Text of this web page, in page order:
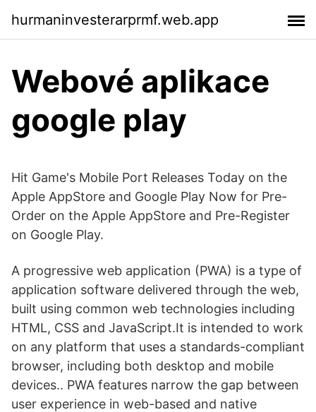
hurmaninvesterarprmf.web.app
Webové aplikace
google play
Hit Game's Mobile Port Releases Today on the
Apple AppStore and Google Play Now for Pre-
Order on the Apple AppStore and Pre-Register
on Google Play.
A progressive web application (PWA) is a type of
application software delivered through the web,
built using common web technologies including
HTML, CSS and JavaScript.It is intended to work
on any platform that uses a standards-compliant
browser, including both desktop and mobile
devices.. PWA features narrow the gap between
user experience in web-based and native